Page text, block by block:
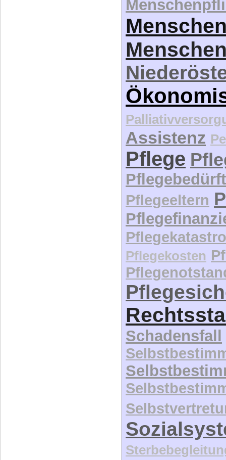
Assistenz
Pflege
Pflegeeltern
Pflegekosten
Schadensfall